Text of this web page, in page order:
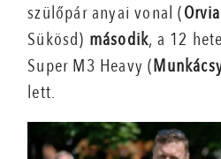
szülőpár anyai vonal (
Sükösd) második, a 12
Super M3 Heavy (
lett.